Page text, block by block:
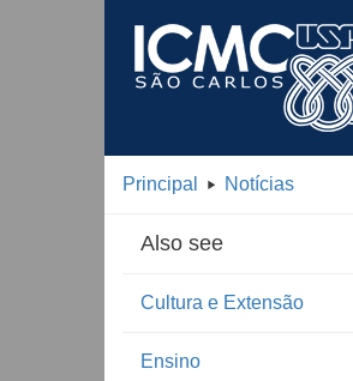
Principal Notícias
Also see
Cultura e Extensão
Ensino